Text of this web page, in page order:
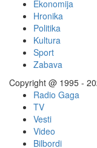
Ekonomija
Hronika
Politika
Kultura
Sport
Zabava
Copyright @ 1995 -
Radio Gaga
TV
Vesti
Video
Bilbordi